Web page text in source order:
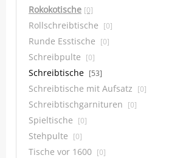
Rokokotische [0]
Rollschreibtische [0]
Runde Esstische [0]
Schreibpulte [0]
Schreibtische [53]
Schreibtische mit Aufsatz [0]
Schreibtischgarnituren [0]
Spieltische [0]
Stehpulte [0]
Tische vor 1600 [0]